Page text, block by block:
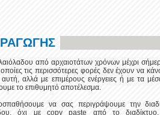
από αρχαιοτάτων χρόνων μέχρι
τις περισσότερες φορές δεν έχουν να
αλλά με επιμέρους ενέργειες ή με τα
το επιθυμητό αποτέλεσμα.
να σας περιγράψουμε την
όχι με copy paste από το